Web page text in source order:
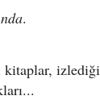
.
kitaplar,